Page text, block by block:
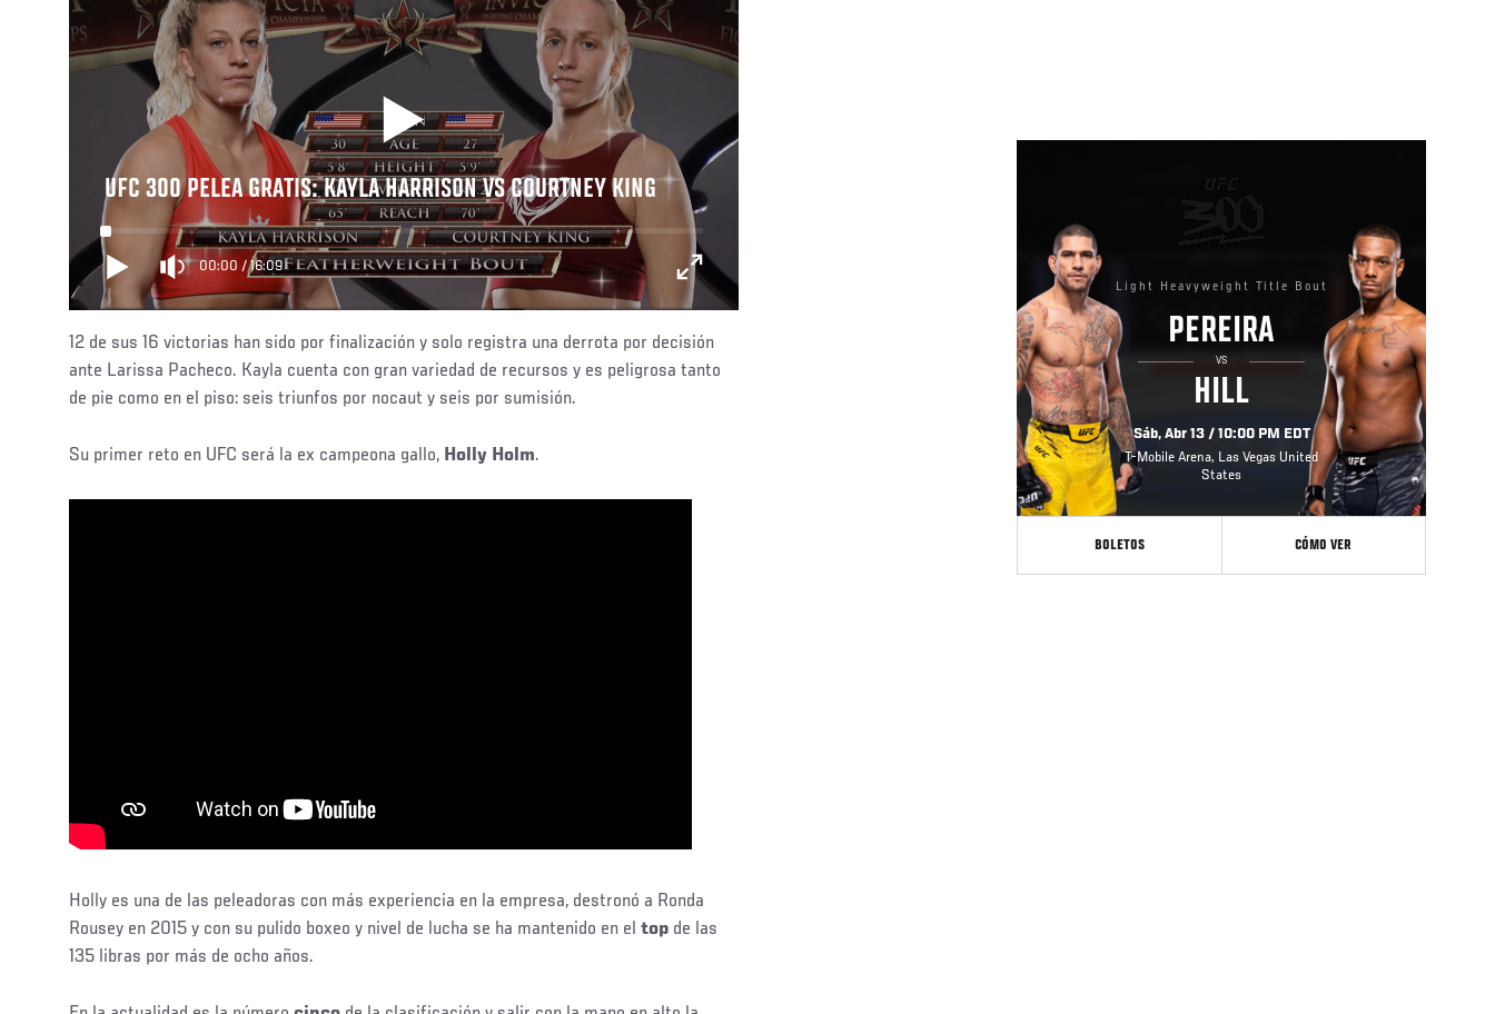
UFC 300 PELEA GRATIS: KAYLA HARRISON VS COURTNEY KING
00:00 /16:09
12 de sus 16 victorias han sido por finalización y solo registra una derrota por decisión
ante Larissa Pacheco. Kayla cuenta con gran variedad de recursos y es peligrosa tanto
de pie como en el piso: seis triunfos por nocaut y seis por sumisión.
Su primer reto en UFC será la ex campeona gallo, Holly Holm.
Holly es una de las peleadoras con más experiencia en la empresa, destronó a Ronda
Rousey en 2015 y con su pulido boxeo y nivel de lucha se ha mantenido en el top de las
135 libras por más de ocho años.
Light Heavyweight Title Bout
PEREIRA
VS
HILL
Sáb, Abr 13 / 10:00 PM EDT
T-Mobile Arena, Las Vegas United
States
BOLETOS CÓMO VER